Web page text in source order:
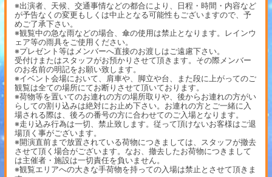
※出演者、天候、交通事情などの都合により、日程・時間・内容など
が予告なくの変更もしくは中止となる可能性もございますので、予
めご了承下さい。
※観覧中の急な雨などの場合、傘の使用は禁止となります。レインウ
ェア等の雨具をご使用ください。
※プレゼント等はメンバーへ直接のお渡しはご遠慮下さい。
受付けまたはスタッフがお預かりさせて頂きます。その際メンバー
のお名前の明記をお願い致します。
※イベント会場において、肩車や、脚立や台、また段に上がってのご
観覧は全ての場所にてお断りさせて頂いております。
※荷物等を置いてのお連れの方の場所取りや、後からお連れの方がい
らしての割り込みは絶対にお止め下さい。お連れの方とご一緒に入
場される際は、後ろの番号の方に合わせてのご入場となります。
※走り込み行為は一切、禁止致します。従って頂けないお客様はご退
場頂く事がございます。
※開演直前まで放置されている荷物につきましては、スタッフが撤去
させて頂く場合がございます。なお、撤去したお荷物につきまして
は主催者・施設は一切責任を負いません。
※観覧エリアへの大きな手荷物を持っての入場は禁止とさせて頂きま